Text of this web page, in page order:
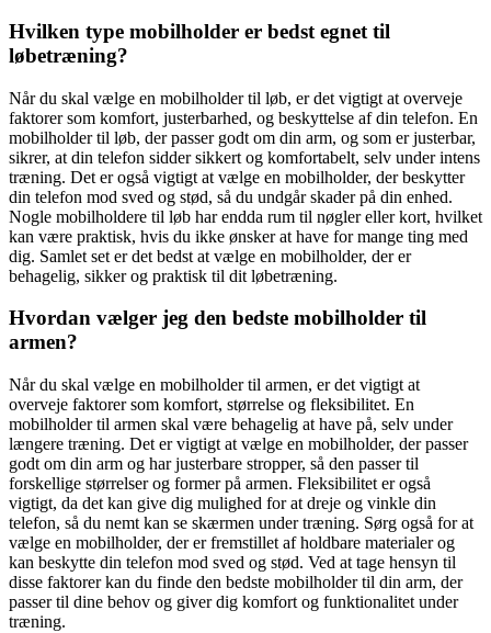
Hvilken type mobilholder er bedst egnet til
løbetræning?
Når du skal vælge en mobilholder til løb, er det vigtigt at overveje
faktorer som komfort, justerbarhed, og beskyttelse af din telefon. En
mobilholder til løb, der passer godt om din arm, og som er justerbar,
sikrer, at din telefon sidder sikkert og komfortabelt, selv under intens
træning. Det er også vigtigt at vælge en mobilholder, der beskytter
din telefon mod sved og stød, så du undgår skader på din enhed.
Nogle mobilholdere til løb har endda rum til nøgler eller kort, hvilket
kan være praktisk, hvis du ikke ønsker at have for mange ting med
dig. Samlet set er det bedst at vælge en mobilholder, der er
behagelig, sikker og praktisk til dit løbetræning.
Hvordan vælger jeg den bedste mobilholder til
armen?
Når du skal vælge en mobilholder til armen, er det vigtigt at
overveje faktorer som komfort, størrelse og fleksibilitet. En
mobilholder til armen skal være behagelig at have på, selv under
længere træning. Det er vigtigt at vælge en mobilholder, der passer
godt om din arm og har justerbare stropper, så den passer til
forskellige størrelser og former på armen. Fleksibilitet er også
vigtigt, da det kan give dig mulighed for at dreje og vinkle din
telefon, så du nemt kan se skærmen under træning. Sørg også for at
vælge en mobilholder, der er fremstillet af holdbare materialer og
kan beskytte din telefon mod sved og stød. Ved at tage hensyn til
disse faktorer kan du finde den bedste mobilholder til din arm, der
passer til dine behov og giver dig komfort og funktionalitet under
træning.